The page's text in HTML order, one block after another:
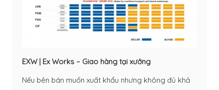
EXW | Ex Works – Giao hàng tại xưởng
Nếu bên bán muốn xuất khẩu nhưng không đủ khả